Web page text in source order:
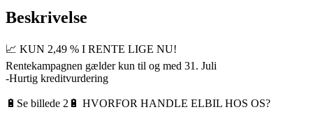
Beskrivelse
📈 KUN 2,49 % I RENTE LIGE NU!
Rentekampagnen gælder kun til og med 31. Juli
-Hurtig kreditvurdering
🔋Se billede 2🔋 HVORFOR HANDLE ELBIL HOS OS?